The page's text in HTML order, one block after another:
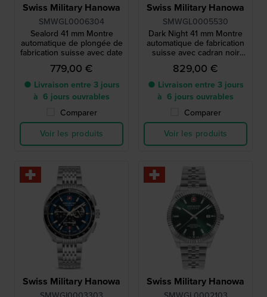
Swiss Military Hanowa
SMWGL0006304
Sealord 41 mm Montre
automatique de plongée de
fabrication suisse avec date
779,00 €
● Livraison entre 3 jours
à 6 jours ouvrables
Comparer
Voir les produits
Swiss Military Hanowa
SMWGL0005530
Dark Night 41 mm Montre
automatique de fabrication
suisse avec cadran noir
musou
829,00 €
● Livraison entre 3 jours
à 6 jours ouvrables
Comparer
Voir les produits
Swiss Military Hanowa Swiss Military Hanowa